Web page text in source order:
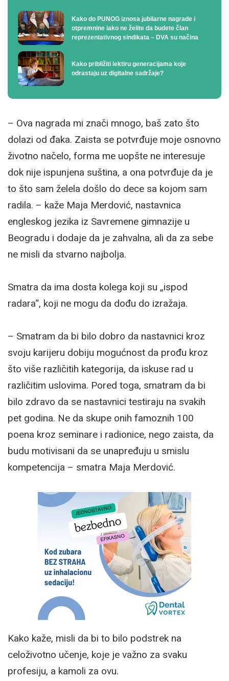
Kako do PUNOG iznosa jubilarne nagrade i
otpremnine iako ne želite da budete član
reprezentativnog sindikata – DVA su načina
Kako približiti lektiru generacijama koje
odrastaju uz digitalne sadržaje?
– Ova nagrada mi znači mnogo, baš zato što
dolazi od đaka. Zaista se potvrđuje moje osnovno
životno načelo, forma me uopšte ne interesuje
dok nije ispunjena suština, a ona potvrđuje da je
to što sam želela došlo do dece sa kojom sam
radila. – kaže Maja Merdović, nastavnica
engleskog jezika iz Savremene gimnazije u
Beogradu i dodaje da je zahvalna, ali da za sebe
ne misli da stvarno najbolja.
Smatra da ima dosta kolega koji su „ispod
radara“, koji ne mogu da dođu do izražaja.
– Smatram da bi bilo dobro da nastavnici kroz
svoju karijeru dobiju mogućnost da prođu kroz
što više različitih kategorija, da iskuse rad u
različitim uslovima. Pored toga, smatram da bi
bilo zdravo da se nastavnici testiraju na svakih
pet godina. Ne da skupe onih famoznih 100
poena kroz seminare i radionice, nego zaista, da
budu motivisani da se unapređuju u smislu
kompetencija – smatra Maja Merdović.
Kako kaže, misli da bi to bilo podstrek na
celoživotno učenje, koje je važno za svaku
profesiju, a kamoli za ovu.